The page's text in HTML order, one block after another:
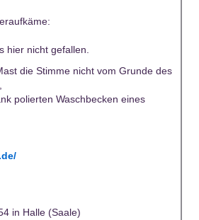
hier nicht gefallen.
die Stimme nicht vom Grunde des
polierten Waschbecken eines
in Halle (Saale)